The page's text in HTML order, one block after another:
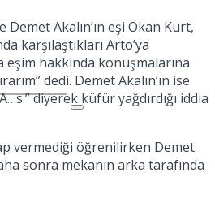
Akalın’ın eşi Okan Kurt,
karşılaştıkları Arto’ya
hakkında konuşmalarına
dedi. Demet Akalın’ın ise
diyerek küfür yağdırdığı iddia
vermediği öğrenilirken Demet
sonra mekanın arka tarafında